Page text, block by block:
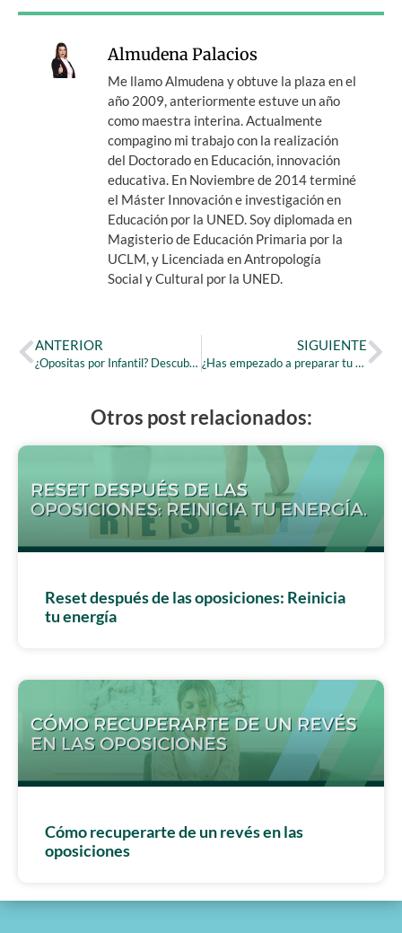
Almudena Palacios
Me llamo Almudena y obtuve la plaza en el
año 2009, anteriormente estuve un año
como maestra interina. Actualmente
compagino mi trabajo con la realización
del Doctorado en Educación, innovación
educativa. En Noviembre de 2014 terminé
el Máster Innovación e investigación en
Educación por la UNED. Soy diplomada en
Magisterio de Educación Primaria por la
UCLM, y Licenciada en Antropología
Social y Cultural por la UNED.
ANTERIOR
¿Opositas por Infantil? Descubre los cambios del RD95 y la LOMLOE
SIGUIENTE
¿Has empezado a preparar tu oposición? Haz esto
Otros post relacionados:
Reset después de las oposiciones: Reinicia
tu energía
Cómo recuperarte de un revés en las
oposiciones